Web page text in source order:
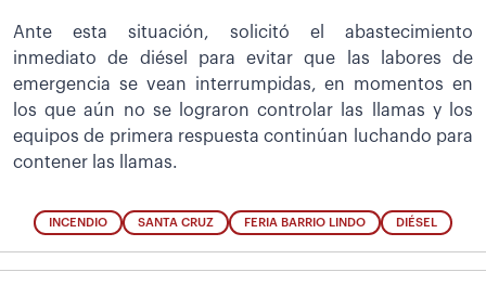
Ante esta situación, solicitó el abastecimiento
inmediato de diésel para evitar que las labores de
emergencia se vean interrumpidas, en momentos en
los que aún no se lograron controlar las llamas y los
equipos de primera respuesta continúan luchando para
contener las llamas.
INCENDIO SANTA CRUZ FERIA BARRIO LINDO DIÉSEL